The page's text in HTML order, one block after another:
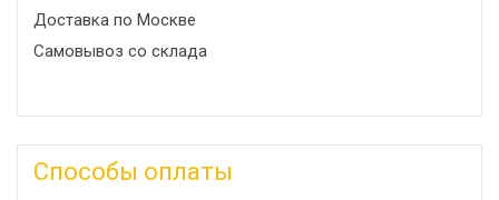
Доставка по Москве
Самовывоз со склада
Способы оплаты